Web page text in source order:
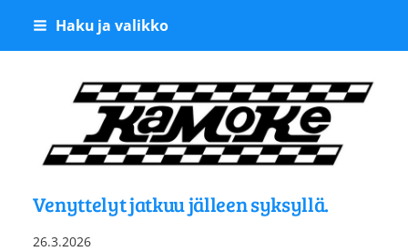
Siirry
Haku ja valikko
Kangasalan
Venyttelyt jatkuu jälleen syksyllä.
26.3.2026